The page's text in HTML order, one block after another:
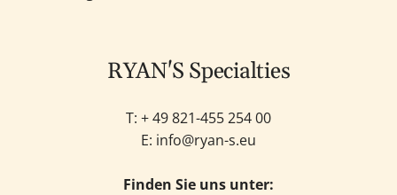
RYAN'S Specialties
T: +49 821-455 254 00
E: info@ryan-s.eu
Finden Sie uns unter: